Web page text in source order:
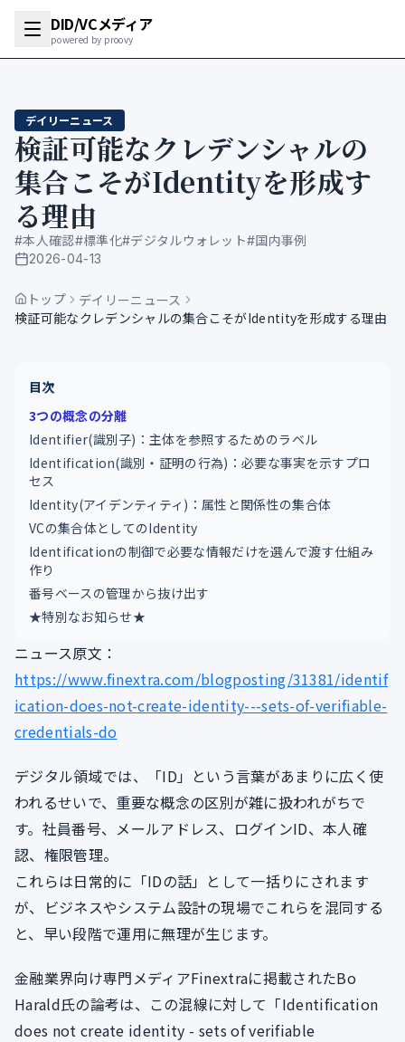
DID/VCメディア
powered by proovy
デイリーニュース
検証可能なクレデンシャルの
集合こそがIdentityを形成す
る理由
#本人確認#標準化#デジタルウォレット#国内事例
公開日
2026-04-13
トップ
デイリーニュース
検証可能なクレデンシャルの集合こそがIdentityを形成する理由
目次
3つの概念の分離
Identifier(識別子)：主体を参照するためのラベル
Identification(識別・証明の行為)：必要な事実を示すプロ
セス
Identity(アイデンティティ)：属性と関係性の集合体
VCの集合体としてのIdentity
Identificationの制御で必要な情報だけを選んで渡す仕組み
作り
番号ベースの管理から抜け出す
★特別なお知らせ★
ニュース原文：
https://www.finextra.com/blogposting/31381/identif
ication-does-not-create-identity---sets-of-verifiable-
credentials-do
デジタル領域では、「ID」という言葉があまりに広く使
われるせいで、重要な概念の区別が雑に扱われがちで
す。社員番号、メールアドレス、ログインID、本人確
認、権限管理。
これらは日常的に「IDの話」として一括りにされます
が、ビジネスやシステム設計の現場でこれらを混同する
と、早い段階で運用に無理が生じます。
金融業界向け専門メディアFinextraに掲載されたBo
Harald氏の論考は、この混線に対して「Identification
does not create identity - sets of verifiable